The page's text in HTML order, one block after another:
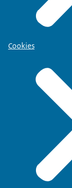
Cookies